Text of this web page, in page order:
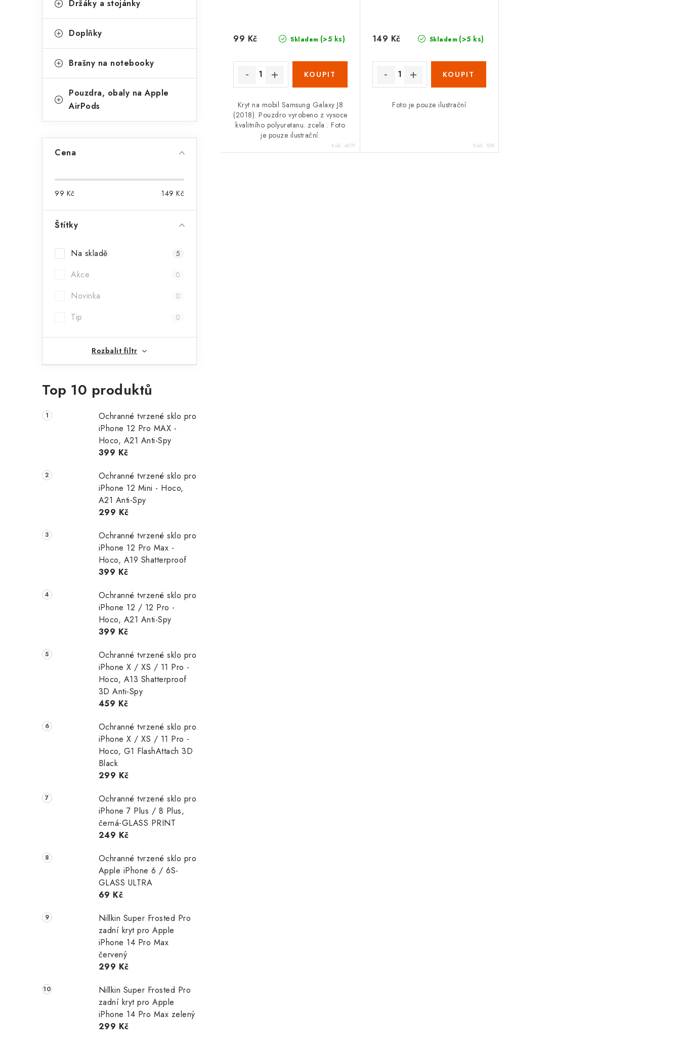
Držáky a stojánky
Doplňky
Brašny na notebooky
Pouzdra, obaly na Apple
AirPods
Cena
99 Kč 149 Kč
Štítky
Na skladě 5
Akce 0
Novinka 0
Tip 0
Rozbalit filtr
Top 10 produktů
Ochranné tvrzené sklo pro
iPhone 12 Pro MAX -
Hoco, A21 Anti-Spy
399 Kč
Ochranné tvrzené sklo pro
iPhone 12 Mini - Hoco,
A21 Anti-Spy
299 Kč
Ochranné tvrzené sklo pro
iPhone 12 Pro Max -
Hoco, A19 Shatterproof
399 Kč
Ochranné tvrzené sklo pro
iPhone 12 / 12 Pro -
Hoco, A21 Anti-Spy
399 Kč
Ochranné tvrzené sklo pro
iPhone X / XS / 11 Pro -
Hoco, A13 Shatterproof
3D Anti-Spy
459 Kč
Ochranné tvrzené sklo pro
iPhone X / XS / 11 Pro -
Hoco, G1 FlashAttach 3D
Black
299 Kč
Ochranné tvrzené sklo pro
iPhone 7 Plus / 8 Plus,
černá-GLASS PRINT
249 Kč
Ochranné tvrzené sklo pro
Apple iPhone 6 / 6S-
GLASS ULTRA
69 Kč
Nillkin Super Frosted Pro
zadní kryt pro Apple
iPhone 14 Pro Max
červený
299 Kč
Nillkin Super Frosted Pro
zadní kryt pro Apple
iPhone 14 Pro Max zelený
299 Kč
Skladem (>5 ks)
99 Kč
Kryt na mobil Samsung Galaxy J8
(2018). Pouzdro vyrobeno z vysoce
kvalitního polyuretanu. zcela . Foto
je pouze ilustrační.
Kód: 4079
Skladem (>5 ks)
149 Kč
Foto je pouze ilustrační
Kód: 558